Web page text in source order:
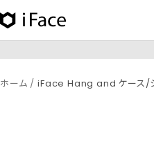
コ
ン
ツ
iFace
日
本
公ホーム iFace Hang and ケース/シ